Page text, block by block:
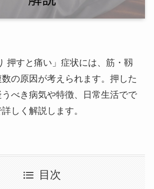
押すと痛い」症状には、筋・靱
の原因が考えられます。押した
べき病気や特徴、日常生活でで
しく解説します。
目次